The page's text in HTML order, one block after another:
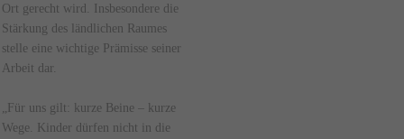
Ort gerecht wird. Insbesondere die
Stärkung des ländlichen Raumes
stelle eine wichtige Prämisse seiner
Arbeit dar.
„Für uns gilt: kurze Beine – kurze
Wege. Kinder dürfen nicht in die